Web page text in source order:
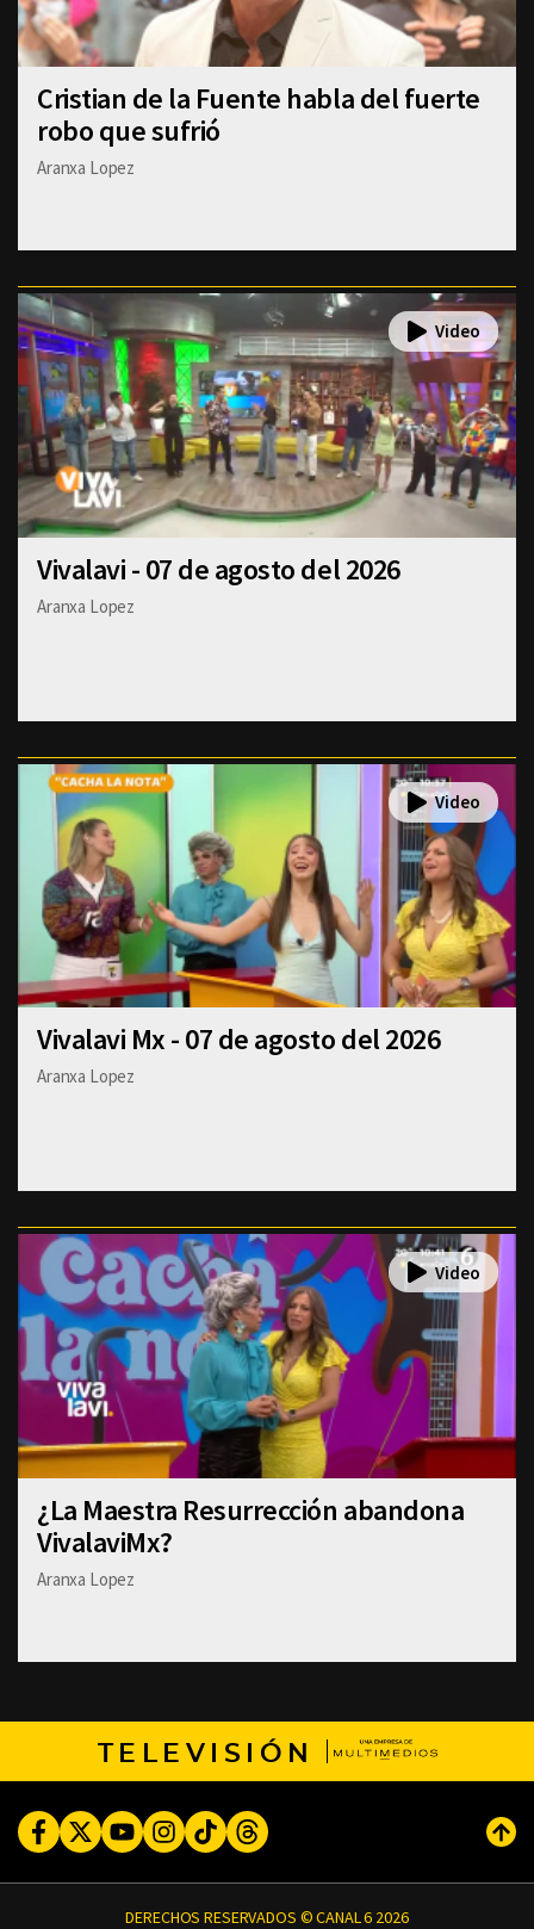
Cristian de la Fuente habla del fuerte
robo que sufrió
Aranxa Lopez
Vivalavi - 07 de agosto del 2026
Aranxa Lopez
Vivalavi Mx - 07 de agosto del 2026
Aranxa Lopez
¿La Maestra Resurrección abandona
VivalaviMx?
Aranxa Lopez
TELEVISIÓN
FacebookTwitterYoutubeInstagram
TikTokThreads
DERECHOS RESERVADOS © CANAL 6 2026